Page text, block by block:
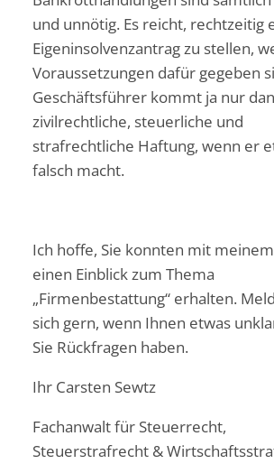
und unnötig. Es reicht, rechtzeitig
Eigeninsolvenzantrag zu stellen,
Voraussetzungen dafür gegeben
Geschäftsführer kommt ja nur
zivilrechtliche, steuerliche und
strafrechtliche Haftung, wenn er
falsch macht.
Ich hoffe, Sie konnten mit
einen Einblick zum Thema
„Firmenbestattung“ erhalten.
sich gern, wenn Ihnen etwas
Sie Rückfragen haben.
Ihr Carsten Sewtz
Fachanwalt für Steuerrecht,
Steuerstrafrecht &